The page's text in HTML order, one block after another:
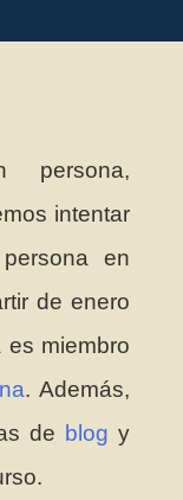
persona,
intentar
en
de enero
es miembro
. Además,
de blog y